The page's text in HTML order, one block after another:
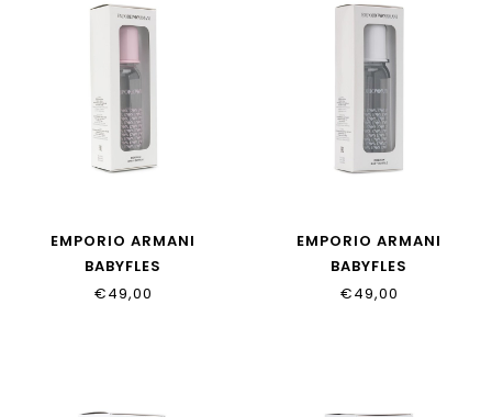
EMPORIO ARMANI
BABYFLES
€49,00
EMPORIO ARMANI
BABYFLES
€49,00